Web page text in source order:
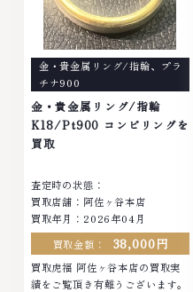
金・貴金属リング/指輪、 プラ
チナ900
金・貴金属リング/指輪
K18/Pt900 コンビリングを
買取
査定時の状態：
買取店舗：阿佐ヶ谷本店
買取年月：2026年04月
買取金額：
38,000円
買取虎福 阿佐ヶ谷本店の買取実
績をご覧頂き有難うございます。